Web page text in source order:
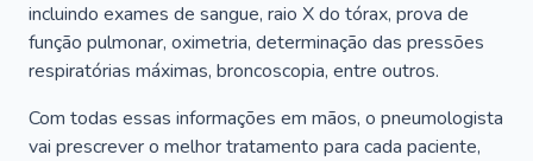
incluindo exames de sangue, raio X do tórax, prova de
função pulmonar, oximetria, determinação das pressões
respiratórias máximas, broncoscopia, entre outros.
Com todas essas informações em mãos, o pneumologista
vai prescrever o melhor tratamento para cada paciente,